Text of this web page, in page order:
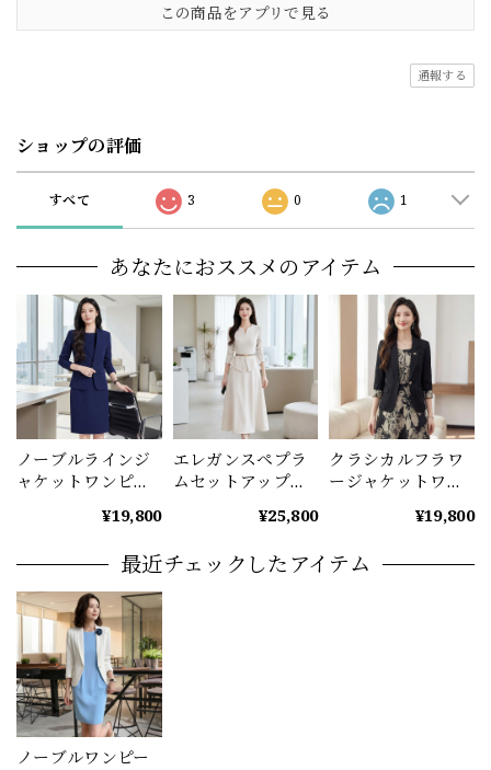
この商品をアプリで見る
通報する
ショップの評価
すべて 3 0 1
あなたにおススメのアイテム
ノーブルラインジ
ャケットワンピー
（4color） A1222
¥19,800
エレガンスペプラ
ムセットアップ
（2color） A1225
¥25,800
クラシカルフラワ
ージャケットワン
¥19,800
最近チェックしたアイテム
ノーブルワンピー